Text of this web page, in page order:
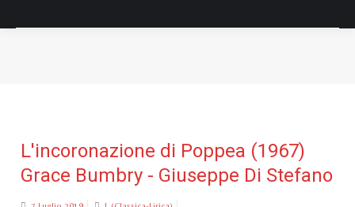
L'incoronazione di Poppea (1967)
Grace Bumbry - Giuseppe Di Stefano